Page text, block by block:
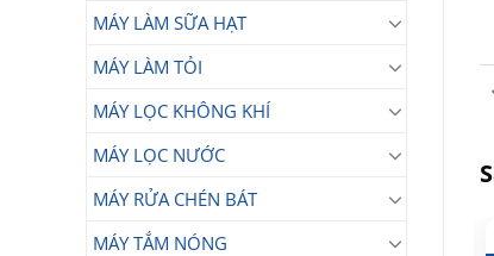
MÁY LÀM SỮA HẠT
MÁY LÀM TỎI
MÁY LỌC KHÔNG KHÍ
MÁY LỌC NƯỚC
MÁY RỬA CHÉN BÁT
MÁY TẮM NÓNG